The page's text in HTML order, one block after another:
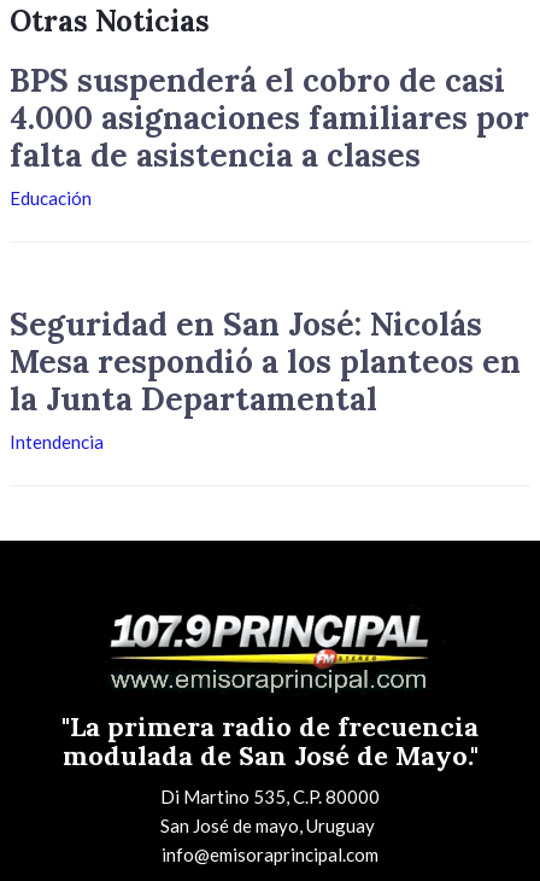
Otras Noticias
BPS suspenderá el cobro de casi
4.000 asignaciones familiares por
falta de asistencia a clases
Educación
Seguridad en San José: Nicolás
Mesa respondió a los planteos en
la Junta Departamental
Intendencia
"La primera radio de frecuencia
modulada de San José de Mayo."
Di Martino 535, C.P. 80000
San José de mayo, Uruguay
info@emisoraprincipal.com